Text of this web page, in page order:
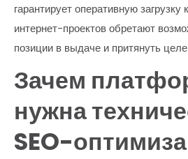
гарантирует оперативную
интернет-проектов обретают
позиции в выдаче и притянуть
Зачем
нужна
SEO-